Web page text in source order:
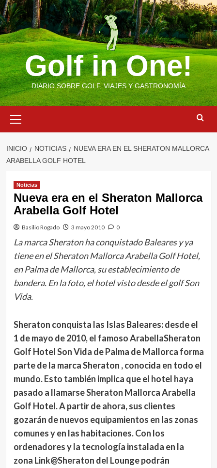
Saltar
al
contenido
Golf in One!
DIARIO SOBRE GOLF, VIAJES Y GASTRONOMÍA
primario
INICIO NOTICIAS
NUEVA ERA EN EL SHERATON MALLORCA
ARABELLA GOLF HOTEL
Noticias
Nueva era en el Sheraton Mallorca
Arabella Golf Hotel
Basilio Rogado 3 mayo 2010 0
La marca Sheraton ha conquistado Baleares y ya
tiene en el Sheraton Mallorca Arabella Golf Hotel,
en Palma de Mallorca, su establecimiento de
bandera. En la foto, el hotel visto desde el golf Son
Vida.
Sheraton conquista las Islas Baleares: desde el
1 de mayo de 2010, el famoso ArabellaSheraton
Golf Hotel Son Vida de Palma de Mallorca forma
parte de la marca Sheraton , conocida en todo el
mundo. Esto también implica que el hotel haya
pasado a llamarse Sheraton Mallorca Arabella
Golf Hotel. A partir de ahora, sus clientes
gozarán de nuevos equipamientos en las zonas
comunes y en las habitaciones. Con los
ordenadores y la tecnología instalada en la
zona Link@Sheraton del Lounge podrán